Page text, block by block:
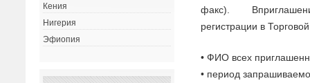
факс). В
регистрации в Торгов
• ФИО всех
• период запрашив
Кения
Нигерия
Эфиопия